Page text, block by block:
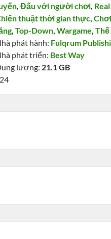
,Đấu với người chơi,
thuật thời gian thực,
,Top-Down,Wargame,Thế
phát hành: Fulqrum
phát triển: Best Way
lượng: 21.1 GB